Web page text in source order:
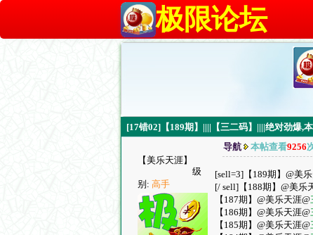
极限论坛
[17错02]【189期】||||【三二码】||||绝对劲爆,
【美乐天涯】
级
别: 高手
导航 本帖查看9256
[sell=3]【189期】@美
[/ sell]【188期】@美乐
【187期】@美乐天涯@
【186期】@美乐天涯@
【185期】@美乐天涯@